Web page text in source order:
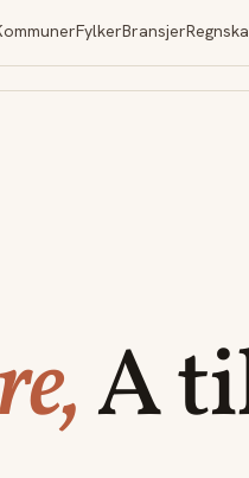
FylkerBransjer
A